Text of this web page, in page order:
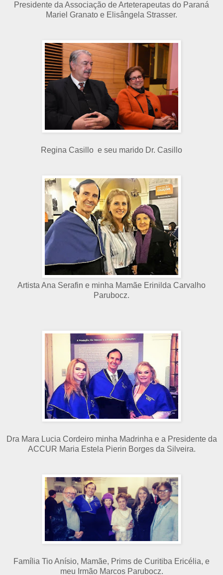
Presidente da Associação de Arteterapeutas do Paraná
Mariel Granato e Elisângela Strasser.
Regina Casillo e seu marido Dr. Casillo
Artista Ana Serafin e minha Mamãe Erinilda Carvalho
Parubocz.
Dra Mara Lucia Cordeiro minha Madrinha e a Presidente da
ACCUR Maria Estela Pierin Borges da Silveira.
Família Tio Anísio, Mamãe, Prims de Curitiba Ericélia, e
meu Irmão Marcos Parubocz.